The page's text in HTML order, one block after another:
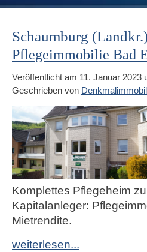
Schaumburg
Pflegeimmobilie Bad
Veröffentlicht am 11. Januar 2023
Geschrieben von
Komplettes Pflegeheim
Kapitalanleger:
Mietrendite.
weiterlesen...